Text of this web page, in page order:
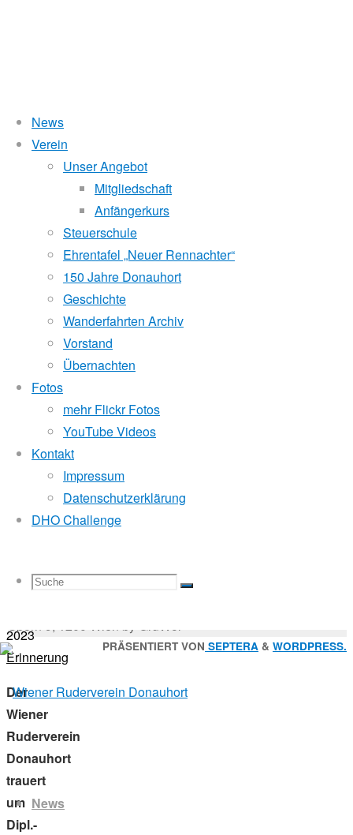
News
Verein
Unser Angebot
Mitgliedschaft
Anfängerkurs
Steuerschule
Ehrentafel „Neuer Rennachter“
150 Jahre Donauhort
Geschichte
Wanderfahrten Archiv
Vorstand
Übernachten
Fotos
mehr Flickr Fotos
YouTube Videos
Kontakt
Impressum
Datenschutzerklärung
DHO Challenge
Suche
Suchen
Suche
Zum
Inhalt
springenNews
Nachruf
auf
Dipl.-
Ing.
Walter
Grohmann
31.
2023
Erinnerung
Der
Wiener
Ruderverein
Donauhort
trauert
um
Dipl.-
Wasserstand Donau
Liegt der Wasserstand in Korneuburg (KORN)
beim Donauhort nicht gerudert.
Pegelstände (DoRIS)
Seichtstellen
Schleusenstatus
Windfinder Kuchelauer Hafen
Mitglied der
Godfrey Donauhort Club Kit
Sternfahrten Archiv
Ruderlinks-
Impressum-
nach:
Sporn 9, 1200 Wien by GruWol
PRÄSENTIERT VON SEPTERA & WORDPRESS.
Zurück
nach
oben